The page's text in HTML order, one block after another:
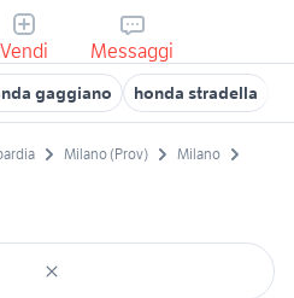
Vendi Messaggi
gaggiano honda stradella
Milano (Prov)
Milano